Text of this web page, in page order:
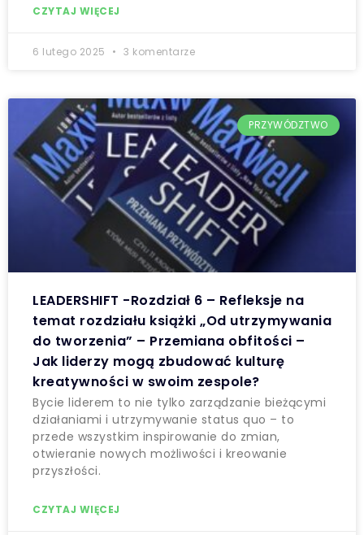
CZYTAJ WIĘCEJ
6 lutego 2025 3 komentarze
PRZYWÓDZTWO
LEADERSHIFT -Rozdział 6 – Refleksje na
temat rozdziału książki „Od utrzymywania
do tworzenia” – Przemiana obfitości –
Jak liderzy mogą zbudować kulturę
kreatywności w swoim zespole?
Bycie liderem to nie tylko zarządzanie bieżącymi
działaniami i utrzymywanie status quo – to
przede wszystkim inspirowanie do zmian,
otwieranie nowych możliwości i kreowanie
przyszłości.
CZYTAJ WIĘCEJ